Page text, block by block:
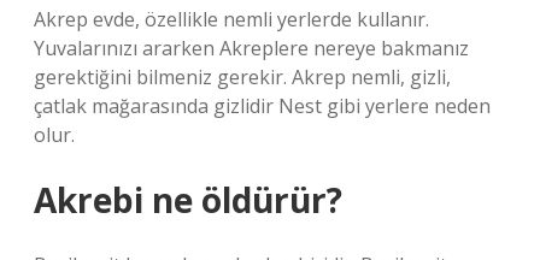
Akrep evde, özellikle nemli yerlerde kullanır.
Yuvalarınızı ararken Akreplere nereye bakmanız
gerektiğini bilmeniz gerekir. Akrep nemli, gizli,
çatlak mağarasında gizlidir Nest gibi yerlere neden
olur.
Akrebi ne öldürür?